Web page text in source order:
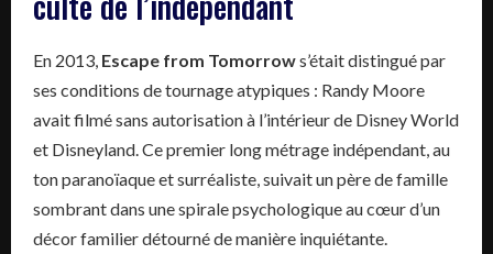
En 2013, Escape from Tomorrows’était distingué par
ses conditions de tournage atypiques : Randy Moore
avait filmé sans autorisation à l’intérieur de Disney World
et Disneyland. Ce premier long métrage indépendant, au
ton paranoïaque et surréaliste, suivait un père de famille
sombrant dans une spirale psychologique au cœur d’un
décor familier détourné de manière inquiétante.